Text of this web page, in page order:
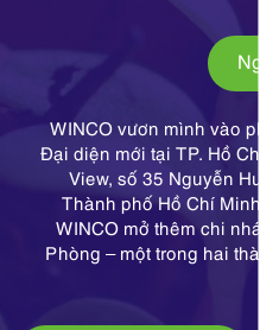
WINCO vươn mình vào
Đại diện mới tại TP. Hồ
View, số 35 Nguyễn
Thành phố Hồ Chí
WINCO mở thêm chi
Phòng – một trong hai